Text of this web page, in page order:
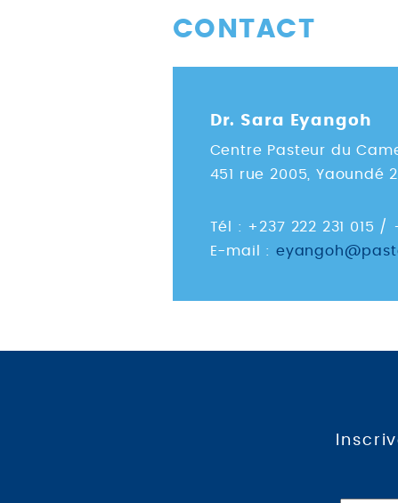
CONTACT
Dr. Sara Eyangoh
Centre Pasteur du
451 rue 2005, Yaoundé
Tél : +237 222 231 015 /
E-mail :